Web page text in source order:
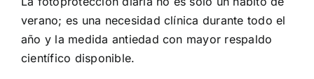
verano; es una necesidad clínica durante todo el
año y la medida antiedad con mayor respaldo
científico disponible.